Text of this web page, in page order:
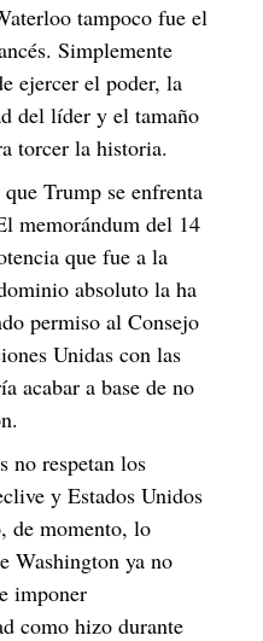
tampoco fue el
Simplemente
ejercer el poder, la
del líder y el tamaño
torcer la historia.
Trump se enfrenta
memorándum del 14
que fue a la
absoluto la ha
permiso al Consejo
Unidas con las
acabar a base de no
no respetan los
y Estados Unidos
de momento, lo
Washington ya no
imponer
como hizo durante